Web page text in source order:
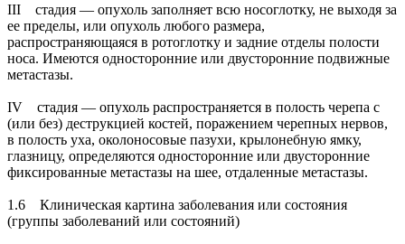
III стадия — опухоль заполняет всю носоглотку, не выходя за
ее пределы, или опухоль любого размера,
распространяющаяся в ротоглотку и задние отделы полости
носа. Имеются односторонние или двусторонние подвижные
метастазы.
IV стадия — опухоль распространяется в полость черепа с
(или без) деструкцией костей, поражением черепных нервов,
в полость уха, околоносовые пазухи, крылонебную ямку,
глазницу, определяются односторонние или двусторонние
фиксированные метастазы на шее, отдаленные метастазы.
1.6 Клиническая картина заболевания или состояния
(группы заболеваний или состояний)